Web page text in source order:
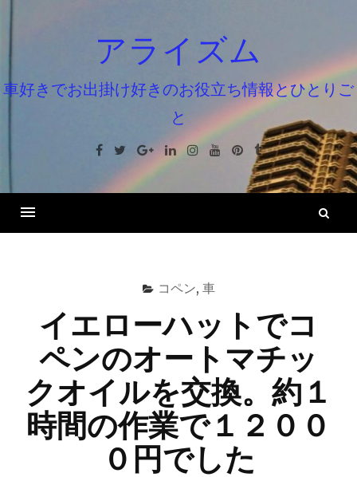
ン
ツ
ッ
アライズム
車好きでお出掛け好きのお役立ち情報とひとりご
と
Facebook
TwitterGoogle+LinkedinInstagramYoutube
Pinterest
Tumblr
コペン, 車
イエローハットでコ
ペンのオートマチッ
クオイルを交換。約１
時間の作業で１２００
０円でした